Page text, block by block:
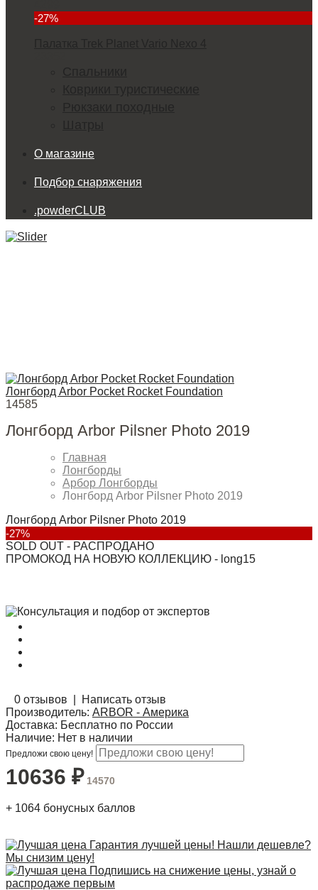
-27%
О магазине
Подбор снаряжения
.powderCLUB
Лонгборд Arbor Pocket Rocket Foundation
14585
Лонгборд Arbor Pilsner Photo 2019
Главная
Лонгборды
Арбор Лонгборды
Лонгборд Arbor Pilsner Photo 2019
Лонгборд Arbor Pilsner Photo 2019
-27%
SOLD OUT - РАСПРОДАНО
ПРОМОКОД НА НОВУЮ КОЛЛЕКЦИЮ - long15
0 отзывов
Написать отзыв
Производитель: ARBOR - Америка
Доставка: Бесплатно по России
Наличие: Нет в наличии
Предложи свою цену!
10636 ₽ 14570
+ 1064 бонусных баллов
Гарантия лучшей цены! Нашли дешевле?
Мы снизим цену!
Подпишись на снижение цены, узнай о
распродаже первым